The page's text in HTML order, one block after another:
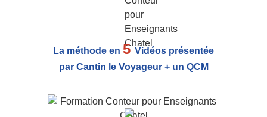
La méthode en 5Vidéos présentée
par Cantin le Voyageur + un QCM